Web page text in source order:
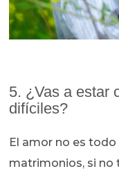
5. ¿Vas a estar
difíciles?
El amor no es
matrimonios, si no